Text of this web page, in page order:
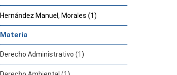
Hernández Manuel, Morales (1)
Materia
Derecho Administrativo (1)